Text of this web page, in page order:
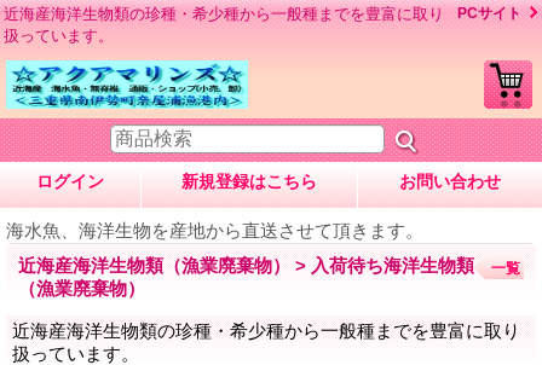
近海産海洋生物類の珍種・希少種から一般種までを豊富に取り
扱っています。
PCサイト
ログイン 新規登録はこちら お問い合わせ
海水魚、海洋生物を産地から直送させて頂きます。
近海産海洋生物類（漁業廃棄物） > 入荷待ち海洋生物類
（漁業廃棄物）
近海産海洋生物類の珍種・希少種から一般種までを豊富に取り
扱っています。
一覧